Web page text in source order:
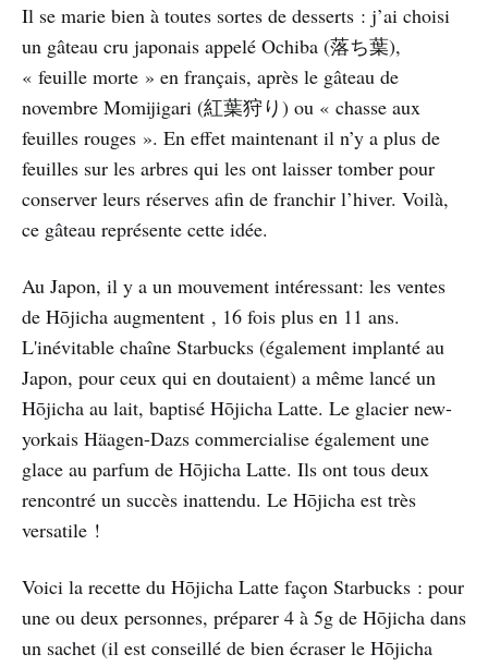
Il se marie bien à toutes sortes de desserts : j’ai choisi
un gâteau cru japonais appelé Ochiba (落ち葉),
« feuille morte » en français, après le gâteau de
novembre Momijigari (紅葉狩り) ou « chasse aux
feuilles rouges ». En effet maintenant il n’y a plus de
feuilles sur les arbres qui les ont laisser tomber pour
conserver leurs réserves afin de franchir l’hiver. Voilà,
ce gâteau représente cette idée.
Au Japon, il y a un mouvement intéressant: les ventes
de Hōjicha augmentent , 16 fois plus en 11 ans.
L'inévitable chaîne Starbucks (également implanté au
Japon, pour ceux qui en doutaient) a même lancé un
Hōjicha au lait, baptisé Hōjicha Latte. Le glacier new-
yorkais Häagen-Dazs commercialise également une
glace au parfum de Hōjicha Latte. Ils ont tous deux
rencontré un succès inattendu. Le Hōjicha est très
versatile !
Voici la recette du Hōjicha Latte façon Starbucks : pour
une ou deux personnes, préparer 4 à 5g de Hōjicha dans
un sachet (il est conseillé de bien écraser le Hōjicha